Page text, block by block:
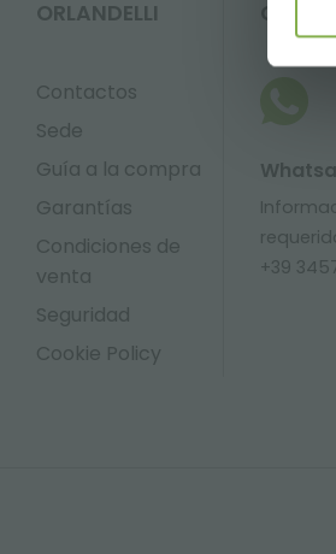
ORLANDELLI
Contactos
Sede
Guía a la compra
Garantías
Condiciones de
venta
Seguridad
Cookie Policy
+39